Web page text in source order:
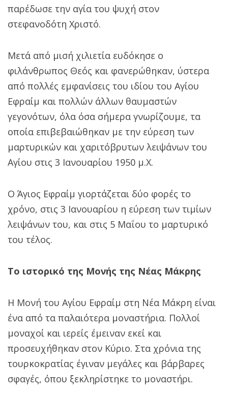
παρέδωσε την αγία του ψυχή στον
στεφανοδότη Χριστό.
Μετά από μισή χιλιετία ευδόκησε ο
φιλάνθρωπος Θεός και φανερώθηκαν, ύστερα
από πολλές εμφανίσεις του ιδίου του Αγίου
Εφραίμ και πολλών άλλων θαυμαστών
γεγονότων, όλα όσα σήμερα γνωρίζουμε, τα
οποία επιβεβαιώθηκαν με την εύρεση των
μαρτυρικών και χαριτόβρυτων λειψάνων του
Αγίου στις 3 Ιανουαρίου 1950 μ.Χ.
Ο Άγιος Εφραίμ γιορτάζεται δύο φορές το
χρόνο, στις 3 Ιανουαρίου η εύρεση των τιμίων
λειψάνων του, και στις 5 Μαΐου το μαρτυρικό
του τέλος.
Το ιστορικό της Μονής της Νέας Μάκρης
Η Μονή του Αγίου Εφραίμ στη Νέα Μάκρη είναι
ένα από τα παλαιότερα μοναστήρια. Πολλοί
μοναχοί και ιερείς έμειναν εκεί και
προσευχήθηκαν στον Κύριο. Στα χρόνια της
τουρκοκρατίας έγιναν μεγάλες και βάρβαρες
σφαγές, όπου ξεκληρίστηκε το μοναστήρι.